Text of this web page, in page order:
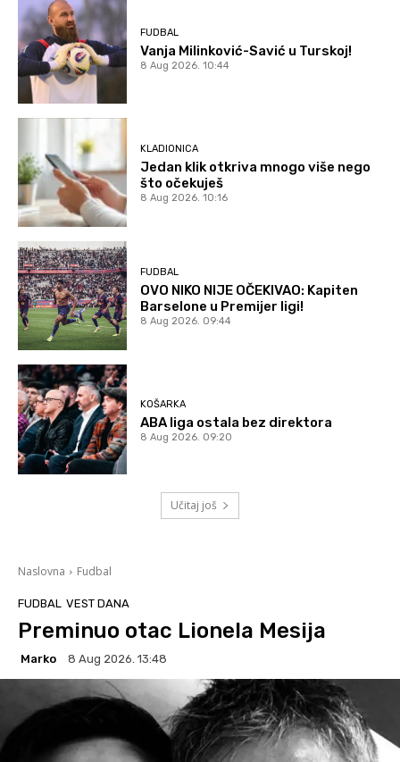
FUDBAL
Vanja Milinković-Savić u Turskoj!
8 Aug 2026. 10:44
KLADIONICA
Jedan klik otkriva mnogo više nego
što očekuješ
8 Aug 2026. 10:16
FUDBAL
OVO NIKO NIJE OČEKIVAO: Kapiten
Barselone u Premijer ligi!
8 Aug 2026. 09:44
KOŠARKA
ABA liga ostala bez direktora
8 Aug 2026. 09:20
Učitaj još